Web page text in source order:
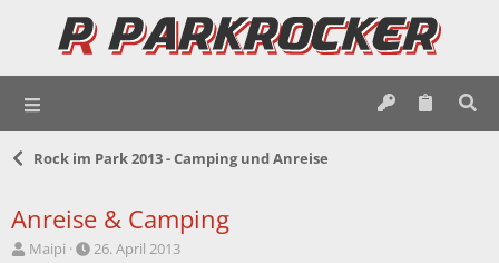
Rock im Park 2013 - Camping und Anreise
Anreise & Camping
E
Maipi
E
26. April 2013